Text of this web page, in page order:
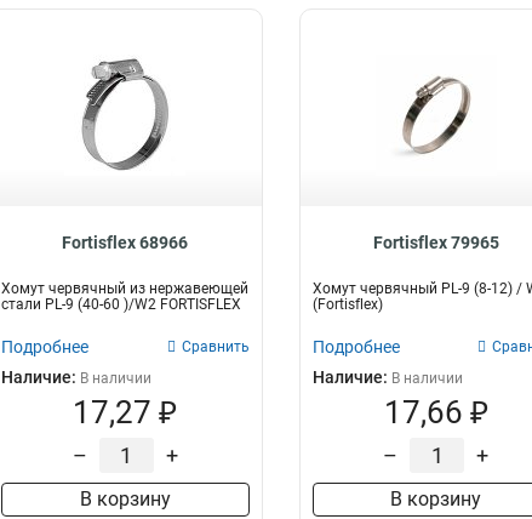
Fortisflex 68966
Хомут червячный из нержавеющей
стали PL-9 (40-60 )/W2 FORTISFLEX
Подробнее Сравнить
Наличие: В наличии
17,27 ₽
– +
В корзину
Fortisflex 79965
Хомут червячный PL-9 (8-12) /
(Fortisflex)
Подробнее
Наличие: В наличии
17,66 ₽
– +
В корзину